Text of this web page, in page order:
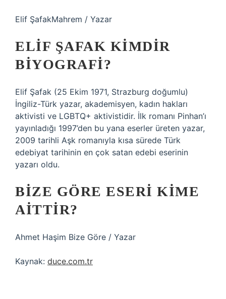
Elif ŞafakMahrem / Yazar
ELIF ŞAFAK KIMDIR
BIYOGRAFI?
Elif Şafak (25 Ekim 1971, Strazburg doğumlu)
İngiliz-Türk yazar, akademisyen, kadın hakları
aktivisti ve LGBTQ+ aktivistidir. İlk romanı Pinhan’ı
yayınladığı 1997’den bu yana eserler üreten yazar,
2009 tarihli Aşk romanıyla kısa sürede Türk
edebiyat tarihinin en çok satan edebi eserinin
yazarı oldu.
BIZE GÖRE ESERI KIME
AITTIR?
Ahmet Haşim Bize Göre / Yazar
Kaynak: duce.com.tr